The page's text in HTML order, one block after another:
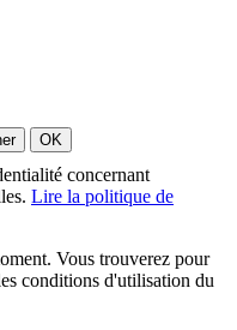
concernant
Lire la politique de
Vous trouverez pour
conditions d'utilisation du